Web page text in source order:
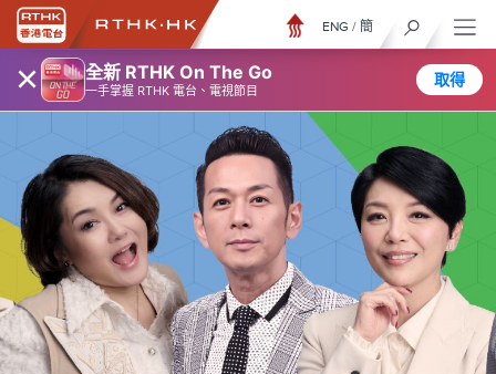
× 全新 RTHK On The Go
一手掌握 RTHK 電台、電視節目
取得
ENG / 簡